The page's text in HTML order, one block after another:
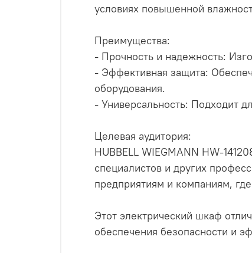
условиях повышенной
Преимущества:
- Прочность и надежность:
- Эффективная защита:
оборудования.
- Универсальность: Подходит
Целевая аудитория:
HUBBELL WIEGMANN HW-
специалистов и других
предприятиям и компаниям,
Этот электрический шкаф
обеспечения безопасности и